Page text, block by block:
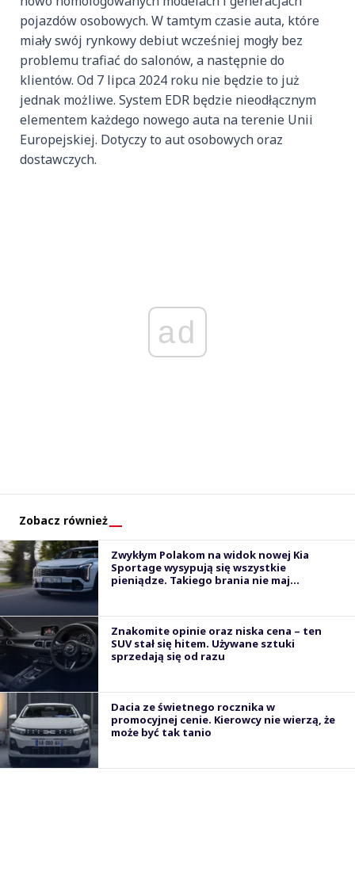
pojazdów osobowych. W tamtym czasie auta, które
miały swój rynkowy debiut wcześniej mogły bez
problemu trafiać do salonów, a następnie do
klientów. Od 7 lipca 2024 roku nie będzie to już
jednak możliwe. System EDR będzie nieodłącznym
elementem każdego nowego auta na terenie Unii
Europejskiej. Dotyczy to aut osobowych oraz
dostawczych.
ad
Zobacz również
Zwykłym Polakom na widok nowej Kia
Sportage wysypują się wszystkie
pieniądze. Takiego brania nie maj...
Znakomite opinie oraz niska cena – ten
SUV stał się hitem. Używane sztuki
sprzedają się od razu
Dacia ze świetnego rocznika w
promocyjnej cenie. Kierowcy nie wierzą, że
może być tak tanio